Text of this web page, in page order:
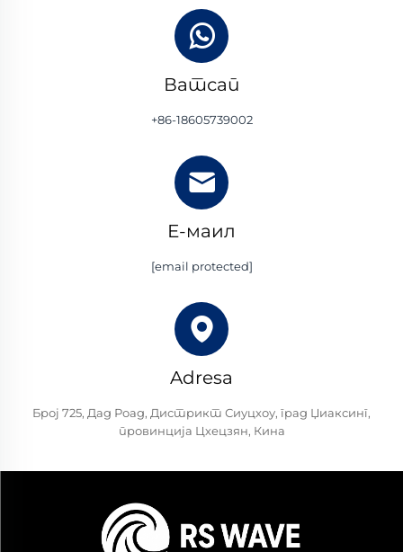
Ватсап
+86-18605739002
Е-маил
[email protected]
Adresa
Број 725, Дад Роад, Дистрикт Сиуцхоу, град Џиаксинг,
провинција Цхецзян, Кина